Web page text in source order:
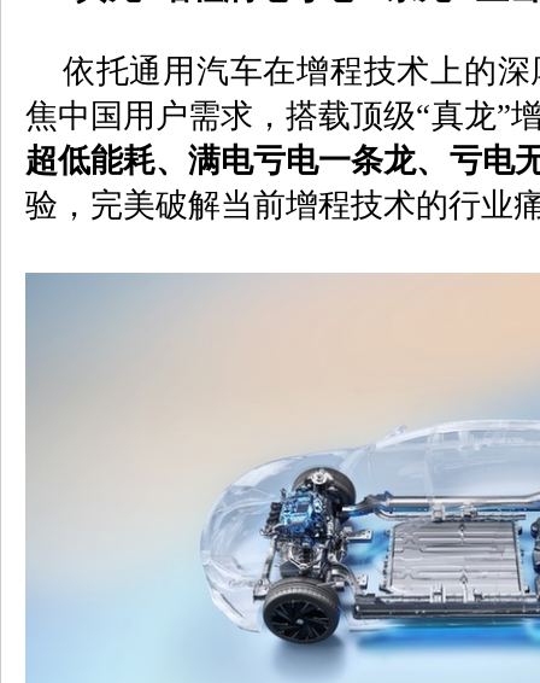
依托通用汽车在增程技术上的深
焦中国用户需求，搭载顶级“真龙”
超低能耗、满电亏电一条龙、亏电
验，完美破解当前增程技术的行业